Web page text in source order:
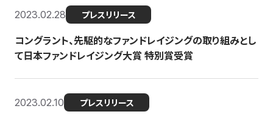
2023.02.28 プレスリリース
コングラント、先駆的なファンドレイジングの取り組みとし
て日本ファンドレイジング大賞 特別賞受賞
2023.02.10 プレスリリース